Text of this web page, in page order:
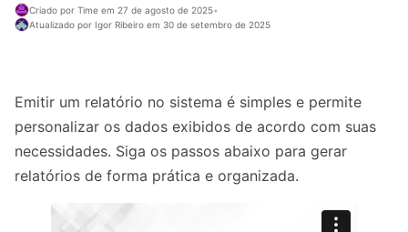
Criado por Time em 27 de agosto de 2025•
Atualizado por Igor Ribeiro em 30 de setembro de 2025
Emitir um relatório no sistema é simples e permite
personalizar os dados exibidos de acordo com suas
necessidades. Siga os passos abaixo para gerar
relatórios de forma prática e organizada.